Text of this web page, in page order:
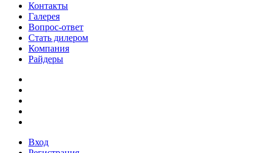
Контакты
Галерея
Вопрос-ответ
Стать дилером
Компания
Райдеры
Вход